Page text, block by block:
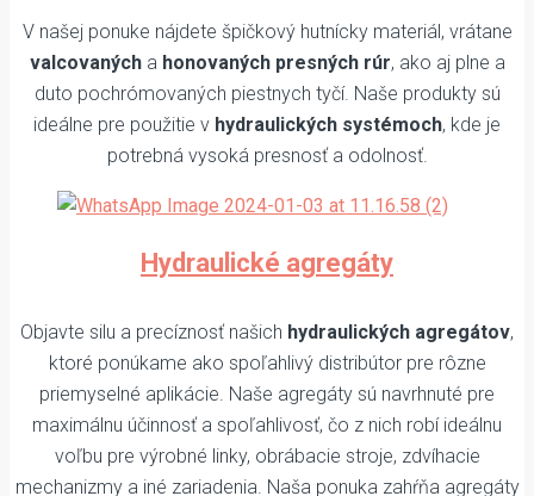
V našej ponuke nájdete špičkový hutnícky materiál, vrátane
valcovanýcha honovaných presných rúr, ako aj plne a
duto pochrómovaných piestnych tyčí. Naše produkty sú
ideálne pre použitie v hydraulických systémoch, kde je
potrebná vysoká presnosť a odolnosť.
Hydraulické agregáty
Objavte silu a precíznosť našich hydraulických agregátov,
ktoré ponúkame ako spoľahlivý distribútor pre rôzne
priemyselné aplikácie. Naše agregáty sú navrhnuté pre
maximálnu účinnosť a spoľahlivosť, čo z nich robí ideálnu
voľbu pre výrobné linky, obrábacie stroje, zdvíhacie
mechanizmy a iné zariadenia. Naša ponuka zahŕňa agregáty